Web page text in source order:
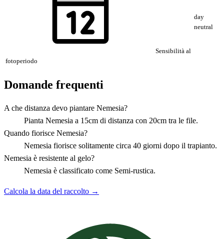
Sensibilità al
fotoperiodo
day
neutral
Domande frequenti
A che distanza devo piantare Nemesia?
Pianta Nemesia a 15cm di distanza con 20cm tra le file.
Quando fiorisce Nemesia?
Nemesia fiorisce solitamente circa 40 giorni dopo il trapianto.
Nemesia è resistente al gelo?
Nemesia è classificato come Semi-rustica.
Calcola la data del raccolto →